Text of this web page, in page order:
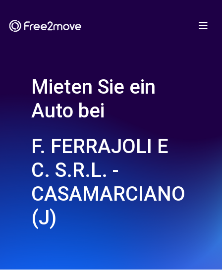
Mieten Sie ein
Auto bei
F. FERRAJOLI E
C. S.R.L. -
CASAMARCIANO
(J)